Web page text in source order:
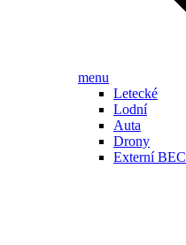
menu
Letecké
Lodní
Auta
Drony
Externí BEC